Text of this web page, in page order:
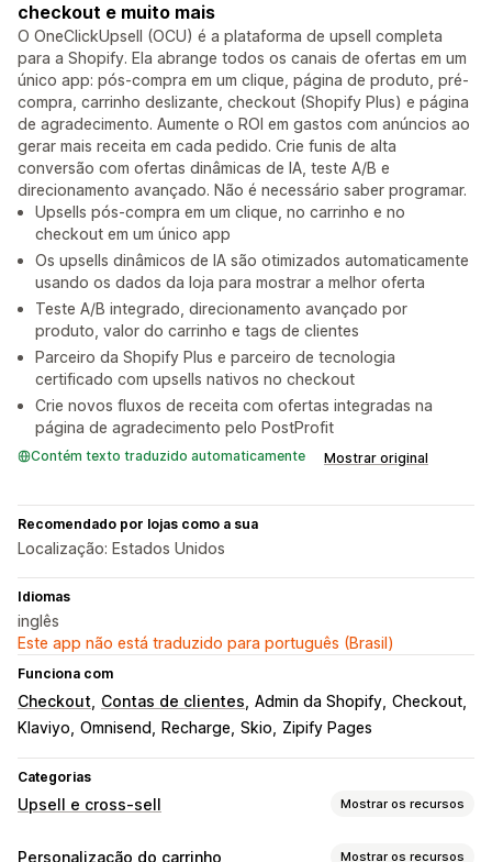
checkout e muito mais
O OneClickUpsell (OCU) é a plataforma de upsell completa
para a Shopify. Ela abrange todos os canais de ofertas em um
único app: pós-compra em um clique, página de produto, pré-
compra, carrinho deslizante, checkout (Shopify Plus) e página
de agradecimento. Aumente o ROI em gastos com anúncios ao
gerar mais receita em cada pedido. Crie funis de alta
conversão com ofertas dinâmicas de IA, teste A/B e
direcionamento avançado. Não é necessário saber programar.
Upsells pós-compra em um clique, no carrinho e no
checkout em um único app
Os upsells dinâmicos de IA são otimizados automaticamente
usando os dados da loja para mostrar a melhor oferta
Teste A/B integrado, direcionamento avançado por
produto, valor do carrinho e tags de clientes
Parceiro da Shopify Plus e parceiro de tecnologia
certificado com upsells nativos no checkout
Crie novos fluxos de receita com ofertas integradas na
página de agradecimento pelo PostProfit
Contém texto traduzido automaticamente Mostrar original
Recomendado por lojas como a sua
Localização: Estados Unidos
Idiomas
inglês
Este app não está traduzido para português (Brasil)
Funciona com
Checkout Contas de clientes Admin da Shopify Checkout
Klaviyo Omnisend Recharge Skio Zipify Pages
Categorias
Upsell e cross-sell Mostrar os recursos
Personalização
Personalização do carrinho Mostrar os recursos